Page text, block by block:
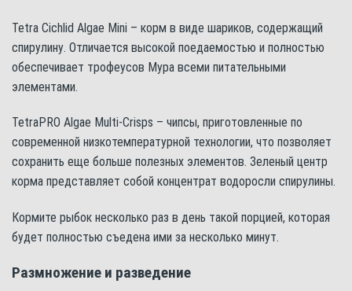
Tetra Cichlid Algae Mini – корм в виде шариков, содержащий
спирулину. Отличается высокой поедаемостью и полностью
обеспечивает трофеусов Мура всеми питательными
элементами.
TetraPRO Algae Multi-Crisps – чипсы, приготовленные по
современной низкотемпературной технологии, что позволяет
сохранить еще больше полезных элементов. Зеленый центр
корма представляет собой концентрат водоросли спирулины.
Кормите рыбок несколько раз в день такой порцией, которая
будет полностью съедена ими за несколько минут.
Размножение и разведение